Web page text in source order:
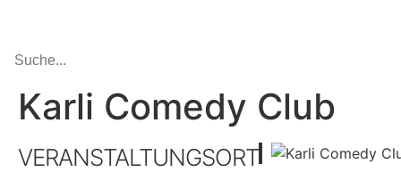
Karli Comedy Club
VERANSTALTUNGSORT